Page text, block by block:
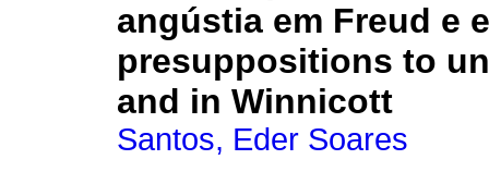
angústia em Freud e
presuppositions to
and in Winnicott
Santos, Eder Soares